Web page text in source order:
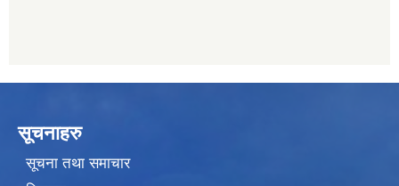
सूचनाहरु
सूचना तथा समाचार